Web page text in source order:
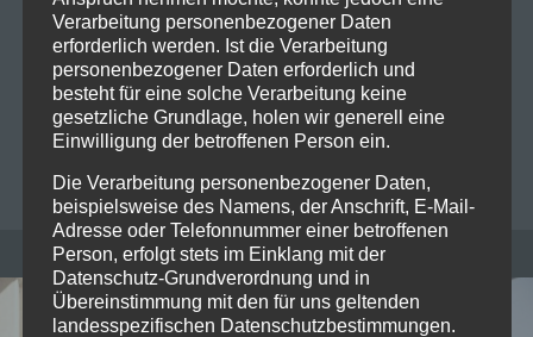
gastierten die beiden Musiker im Zenith München
und begeisterten das Publikum mit ihrer
energiegeladenen Show. Den Auftakt der…
more
Verarbeitung personenbezogener Daten
erforderlich werden. Ist die Verarbeitung
personenbezogener Daten erforderlich und
besteht für eine solche Verarbeitung keine
gesetzliche Grundlage, holen wir generell eine
Einwilligung der betroffenen Person ein.
Die Verarbeitung personenbezogener Daten,
beispielsweise des Namens, der Anschrift, E-Mail-
Adresse oder Telefonnummer einer betroffenen
Person, erfolgt stets im Einklang mit der
Datenschutz-Grundverordnung und in
Übereinstimmung mit den für uns geltenden
landesspezifischen Datenschutzbestimmungen.